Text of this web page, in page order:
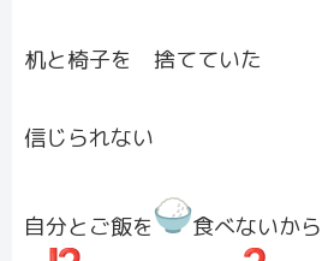
机と椅子を 捨てていた
信じられない
自分とご飯を
食べないか